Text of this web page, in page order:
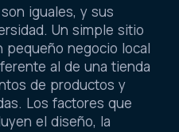
iguales, y sus
Un simple sitio
pequeño negocio local
al de una tienda
de productos y
Los factores que
el diseño, la